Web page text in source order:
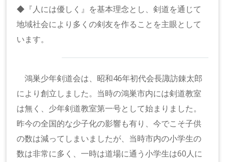
◆『人には優しく』を基本理念とし、剣道を通じて
地域社会により多くの剣友を作ることを主眼として
います。
鴻巣少年剣道会は、昭和46年初代会長諏訪錬太郎
により創立しました。当時の鴻巣市内には剣道教室
は無く、少年剣道教室第一号として始まりました。
昨今の全国的な少子化の影響も有り、今でこそ子供
の数は減ってしまいましたが、当時市内の小学生の
数は非常に多く、一時は道場に通う小学生は60人に